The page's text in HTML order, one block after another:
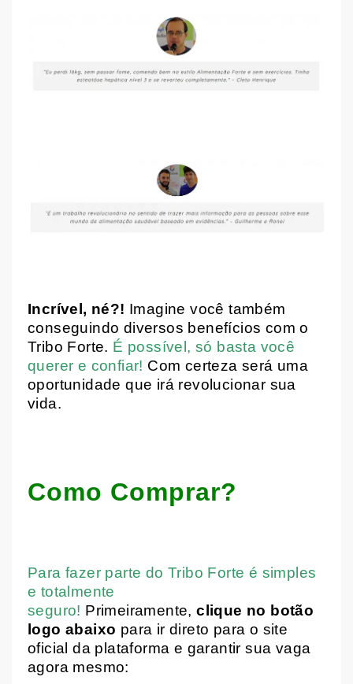
Incrível, né?! Imagine você também
conseguindo diversos benefícios com o
Tribo Forte. É possível, só basta você
querer e confiar! Com certeza será uma
oportunidade que irá revolucionar sua
vida.
Como Comprar?
Para fazer parte do Tribo Forte é simples
e totalmente
seguro! Primeiramente,clique no botão
logo abaixo para ir direto para o site
oficial da plataforma e garantir sua vaga
agora mesmo: